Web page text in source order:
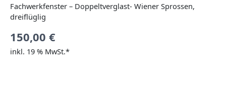
Fachwerkfenster – Doppeltverglast- Wiener Sprossen,
dreiflüglig
150,00 €
inkl. 19 % MwSt.*